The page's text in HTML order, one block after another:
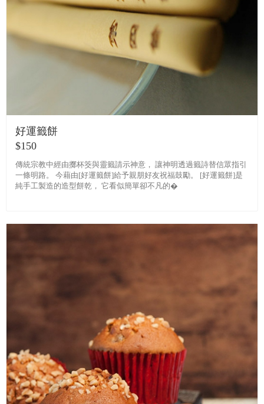
好運籤餅
$150
傳統宗教中經由擲杯筊與靈籤請示神意， 讓神明透過籤詩替信眾指引
一條明路。 今藉由[好運籤餅]給予親朋好友祝福鼓勵。 [好運籤餅]是
純手工製造的造型餅乾， 它看似簡單卻不凡的�